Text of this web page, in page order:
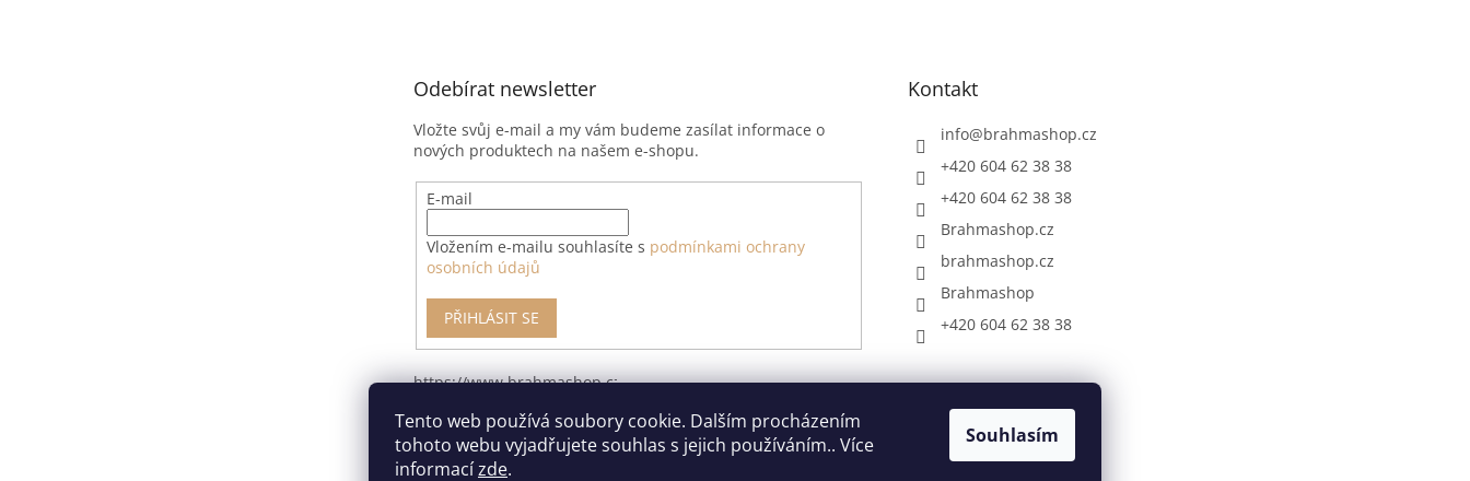
Tento web používá soubory cookie. Dalším procházením
tohoto webu vyjadřujete souhlas s jejich používáním.. Více
informacízde.
Souhlasím
Odebírat newsletter
Vložte svůj e-mail a my vám budeme zasílat informace o
nových produktech na našem e-shopu.
E-mail
Vložením e-mailu souhlasíte s podmínkami ochrany
osobních údajů
PŘIHLÁSIT SE
Kontakt
info@brahmashop.cz
+420 604 62 38 38
+420 604 62 38 38
Brahmashop.cz
brahmashop.cz
Brahmashop
+420 604 62 38 38
https://www.brahmashop.cz/formular-
smlouvy/